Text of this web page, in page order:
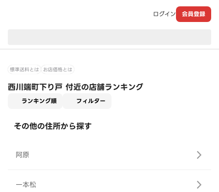
ログイン 会員登録
標準送料とは お店価格とは
西川端町下り戸 付近の店舗ランキング
ランキング順 フィルター
その他の住所から探す
阿原
一本松